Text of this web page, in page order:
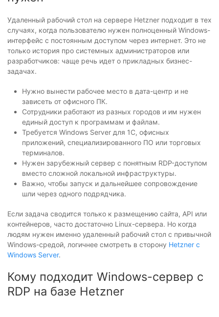
Удаленный рабочий стол на сервере Hetzner подходит в тех
случаях, когда пользователю нужен полноценный Windows-
интерфейс с постоянным доступом через интернет. Это не
только история про системных администраторов или
разработчиков: чаще речь идет о прикладных бизнес-
задачах.
Нужно вынести рабочее место в дата-центр и не
зависеть от офисного ПК.
Сотрудники работают из разных городов и им нужен
единый доступ к программам и файлам.
Требуется Windows Server для 1С, офисных
приложений, специализированного ПО или торговых
терминалов.
Нужен зарубежный сервер с понятным RDP-доступом
вместо сложной локальной инфраструктуры.
Важно, чтобы запуск и дальнейшее сопровождение
шли через одного подрядчика.
Если задача сводится только к размещению сайта, API или
контейнеров, часто достаточно Linux-сервера. Но когда
людям нужен именно удаленный рабочий стол с привычной
Windows-средой, логичнее смотреть в сторону Hetzner с
Windows Server.
Кому подходит Windows-сервер с
RDP на базе Hetzner